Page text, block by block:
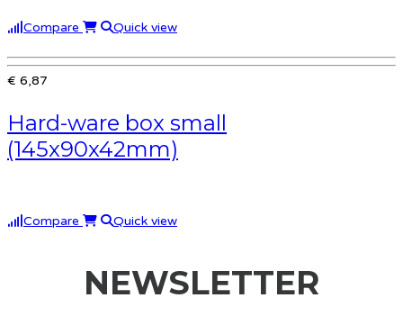
Compare Quick view
€ 6,87
Hard-ware box small
(145x90x42mm)
Compare Quick view
NEWSLETTER